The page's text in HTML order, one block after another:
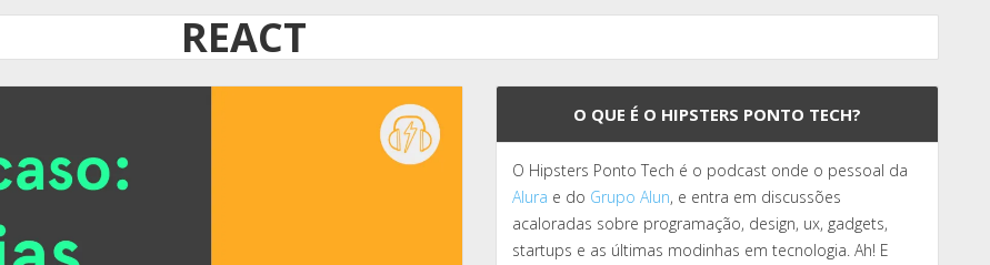
REACT
O QUE É O HIPSTERS PONTO TECH?
O Hipsters Ponto Tech é o podcast onde o pessoal da
Alura e do Grupo Alun, e entra em discussões
acaloradas sobre programação, design, ux, gadgets,
startups e as últimas modinhas em tecnologia. Ah! E